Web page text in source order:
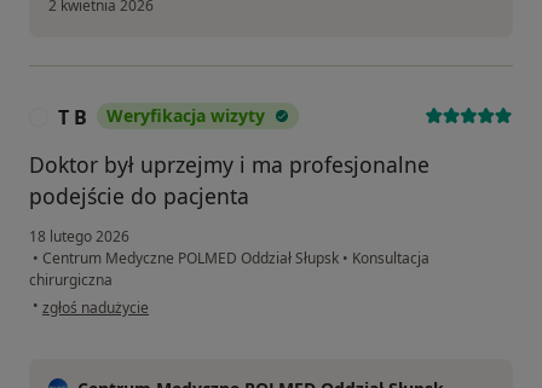
2 kwietnia 2026
T B Weryfikacja wizyty
Doktor był uprzejmy i ma profesjonalne
podejście do pacjenta
18 lutego 2026
• Centrum Medyczne POLMED Oddział Słupsk • Konsultacja
chirurgiczna
• w opinii użytkownika T B
zgłoś nadużycie